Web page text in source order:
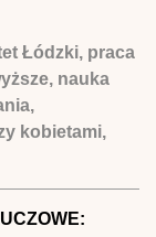
Łódzki, praca
nauka
kobietami,